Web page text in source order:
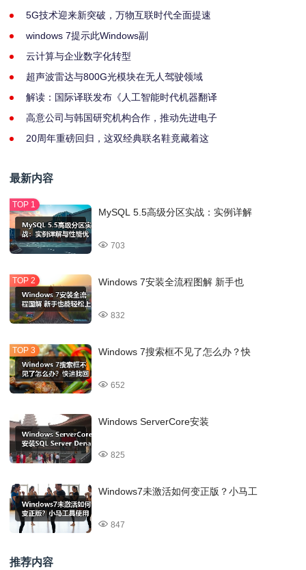
5G技术迎来新突破，万物互联时代全面提速
windows 7提示此Windows副
云计算与企业数字化转型
超声波雷达与800G光模块在无人驾驶领域
解读：国际译联发布《人工智能时代机器翻译
高意公司与韩国研究机构合作，推动先进电子
20周年重磅回归，这双经典联名鞋竟藏着这
最新内容
MySQL 5.5高级分区实战：实例详解
703
Windows 7安装全流程图解 新手也
832
Windows 7搜索框不见了怎么办？快
652
Windows ServerCore安装
825
Windows7未激活如何变正版？小马工
847
推荐内容